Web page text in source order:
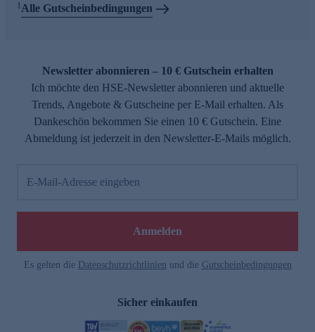
1Alle Gutscheinbedingungen
Newsletter abonnieren – 10 € Gutschein erhalten
Ich möchte den HSE-Newsletter abonnieren und aktuelle
Trends, Angebote & Gutscheine per E-Mail erhalten. Als
Dankeschön bekommen Sie einen 10 € Gutschein. Eine
Abmeldung ist jederzeit in den Newsletter-E-Mails möglich.
E-Mail-Adresse eingeben
Anmelden
Es gelten die Datenschutzrichtlinien und die Gutscheinbedingungen
Sicher einkaufen